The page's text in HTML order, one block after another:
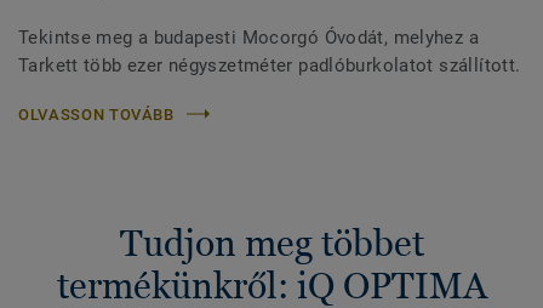
Tekintse meg a budapesti Mocorgó Óvodát, melyhez a
Tarkett több ezer négyszetméter padlóburkolatot szállított.
OLVASSON TOVÁBB
Tudjon meg többet
termékünkről: iQ OPTIMA